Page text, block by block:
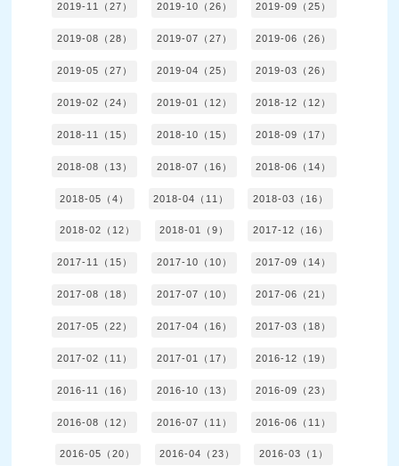
2019-11（27） 2019-10（26） 2019-09（25）
2019-08（28） 2019-07（27） 2019-06（26）
2019-05（27） 2019-04（25） 2019-03（26）
2019-02（24） 2019-01（12） 2018-12（12）
2018-11（15） 2018-10（15） 2018-09（17）
2018-08（13） 2018-07（16） 2018-06（14）
2018-05（4） 2018-04（11） 2018-03（16）
2018-02（12） 2018-01（9） 2017-12（16）
2017-11（15） 2017-10（10） 2017-09（14）
2017-08（18） 2017-07（10） 2017-06（21）
2017-05（22） 2017-04（16） 2017-03（18）
2017-02（11） 2017-01（17） 2016-12（19）
2016-11（16） 2016-10（13） 2016-09（23）
2016-08（12） 2016-07（11） 2016-06（11）
2016-05（20） 2016-04（23） 2016-03（1）